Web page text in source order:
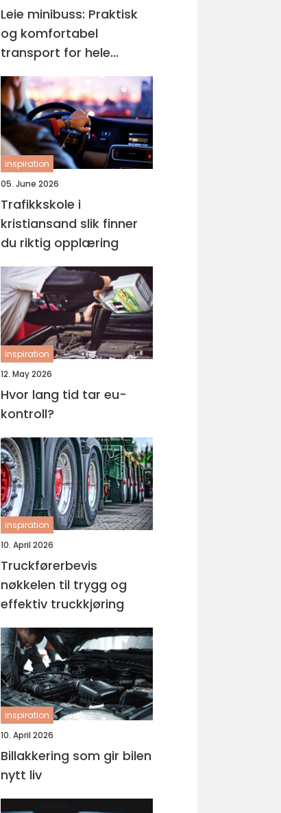
Leie minibuss: Praktisk
og komfortabel
transport for hele
gruppen
inspiration
05. June 2026
Trafikkskole i
kristiansand slik finner
du riktig opplæring
inspiration
12. May 2026
Hvor lang tid tar eu-
kontroll?
inspiration
10. April 2026
Truckførerbevis
nøkkelen til trygg og
effektiv truckkjøring
inspiration
10. April 2026
Billakkering som gir bilen
nytt liv